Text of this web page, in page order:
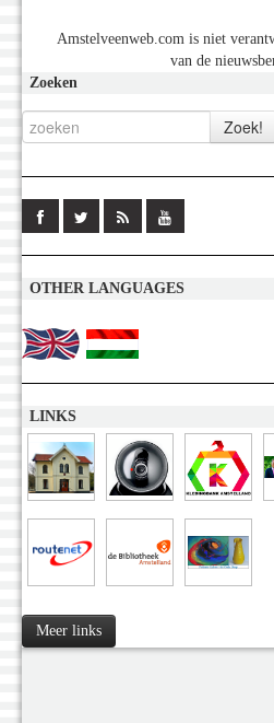
Amstelveenweb.com is niet
van de
Zoeken
OTHER LANGUAGES
LINKS
Meer links